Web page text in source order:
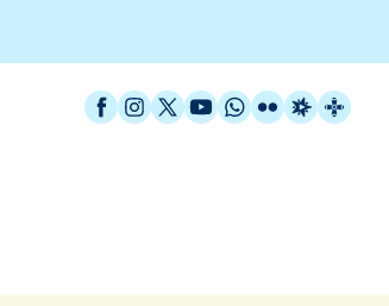
Facebook
Instagram
X / Twitter
YouTube
WhatsApp
FlickrRadio
Barcelona